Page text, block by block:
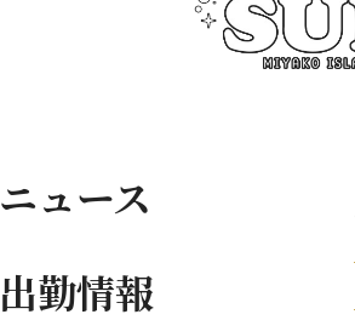
ニュース
出勤情報